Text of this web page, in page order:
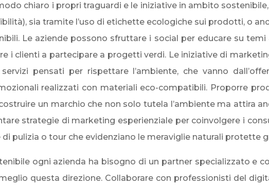
chiaro i propri traguardi e le iniziative in ambito
sia tramite l’uso di etichette ecologiche sui prodotti, o
Le aziende possono sfruttare i social per educare su
i clienti a partecipare a progetti verdi. Le iniziative di
pensati per rispettare l’ambiente, che vanno
realizzati con materiali eco-compatibili. Proporre
un marchio che non solo tutela l’ambiente ma attira
strategie di marketing esperienziale per coinvolgere i
pulizia o tour che evidenziano le meraviglie naturali protette
ogni azienda ha bisogno di un partner specializzato e
questa direzione. Collaborare con professionisti del